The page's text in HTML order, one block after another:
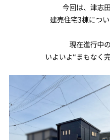
今回は、津志
建売住宅3棟につ
現在進行中
いよいよ“まもなく
お客様の声
建売を探す